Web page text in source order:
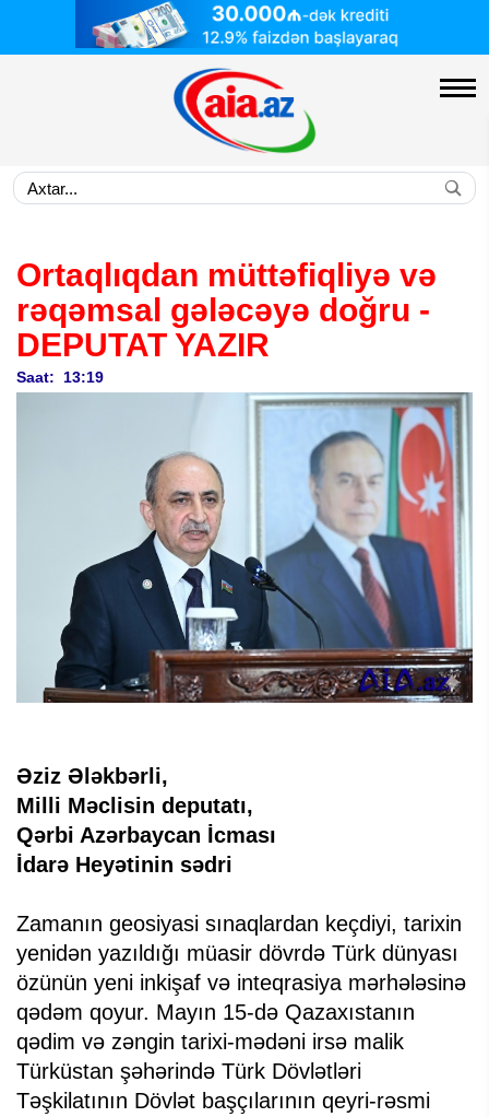
Ortaqlıqdan müttəfiqliyə və
rəqəmsal gələcəyə doğru -
DEPUTAT YAZIR
Saat: 13:19
Əziz Ələkbərli,
Milli Məclisin deputatı,
Qərbi Azərbaycan İcması
İdarə Heyətinin sədri
Zamanın geosiyasi sınaqlardan keçdiyi, tarixin
yenidən yazıldığı müasir dövrdə Türk dünyası
özünün yeni inkişaf və inteqrasiya mərhələsinə
qədəm qoyur. Mayın 15-də Qazaxıstanın
qədim və zəngin tarixi-mədəni irsə malik
Türküstan şəhərində Türk Dövlətləri
Təşkilatının Dövlət başçılarının qeyri-rəsmi